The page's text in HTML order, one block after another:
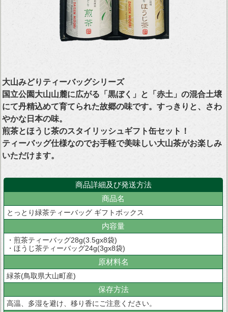
大山みどりティーバッグシリーズ
国立公園大山山麓に広がる「黒ぼく」と「赤土」の混合土壌
にて丹精込めて育てられた故郷の味です。すっきりと、さわ
やかな日本の味。
煎茶とほうじ茶のスタイリッシュギフト缶セット！
ティーバッグ仕様なのでお手軽で美味しい大山茶がお楽しみ
いただけます。
商品詳細及び発送方法
商品名
とっとり緑茶ティーバッグ ギフトボックス
内容量
・煎茶ティーバッグ28g(3.5gx8袋)
・ほうじ茶ティーバッグ24g(3gx8袋)
原材料名
緑茶(鳥取県大山町産)
保存方法
高温、多湿を避け、移り香にご注意ください。